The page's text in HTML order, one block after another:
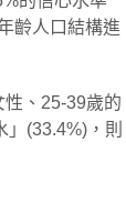
齡人口結構進
、25-39歲的
(33.4%)，則